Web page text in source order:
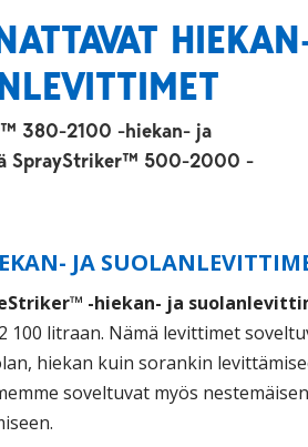
380-2100 -hiekan- ja
SprayStriker™ 500-2000 -
JA
-hiekan- ja
100 litraan. Nämä levittimet
hiekan kuin sorankin
soveltuvat myös nestemäisen